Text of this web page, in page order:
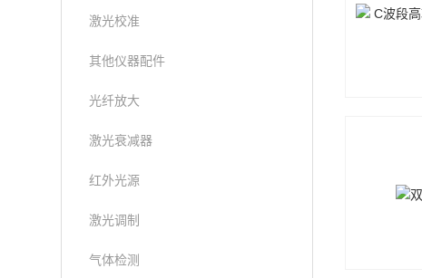
激光校准
其他仪器配件
光纤放大
激光衰减器
红外光源
激光调制
气体检测